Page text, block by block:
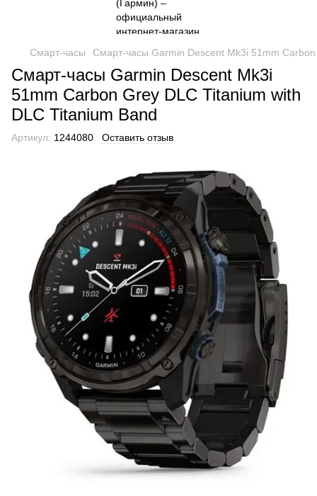
Смарт-часы Смарт-часы Garmin Descent Mk3i 51mm
Смарт-часы Garmin Descent Mk3i
51mm Carbon Grey DLC Titanium with
DLC Titanium Band
Артикул: 1244080 Оставить отзыв